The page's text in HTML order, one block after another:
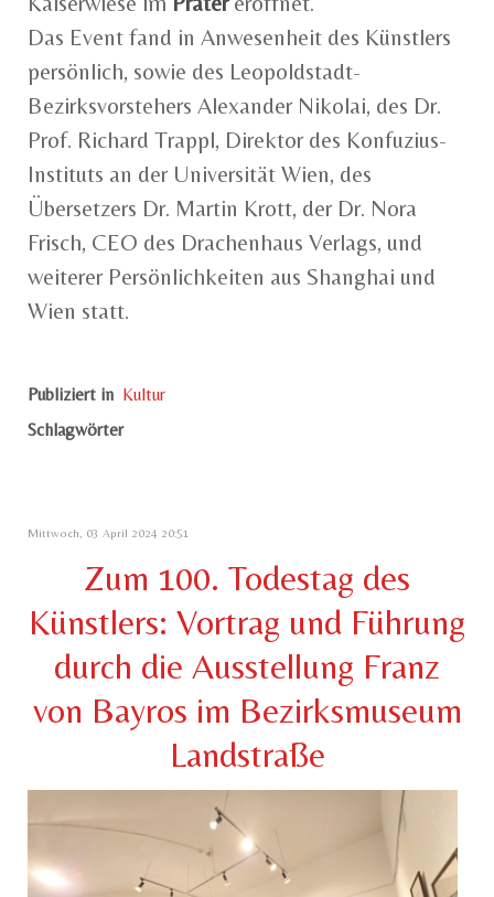
Das Event fand in Anwesenheit des Künstlers
persönlich, sowie des Leopoldstadt-
Bezirksvorstehers Alexander Nikolai, des Dr.
Prof. Richard Trappl, Direktor des Konfuzius-
Instituts an der Universität Wien, des
Übersetzers Dr. Martin Krott, der Dr. Nora
Frisch, CEO des Drachenhaus Verlags, und
weiterer Persönlichkeiten aus Shanghai und
Wien statt.
Publiziert in Kultur
Schlagwörter
Mittwoch, 03 April 2024 20:51
Zum 100. Todestag des
Künstlers: Vortrag und Führung
durch die Ausstellung Franz
von Bayros im Bezirksmuseum
Landstraße